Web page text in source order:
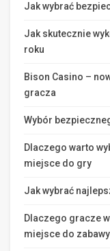
Jak wybrać
Jak skutecznie
roku
Bison Casino –
gracza
Wybór
Dlaczego warto
miejsce do gry
Jak wybrać
Dlaczego gracze
miejsce do zabawy